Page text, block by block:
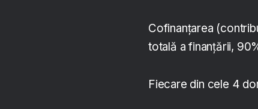
Cofinanţarea
totală a finanţării,
Fiecare din cele 4